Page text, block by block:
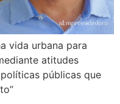
vida urbana para
atitudes
públicas que